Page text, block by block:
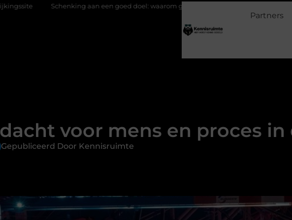
aan een goed doel: waarom geven belangrijk is en hoe het werkt
Partners
voor mens en proces
Gepubliceerd Door Kennisruimte